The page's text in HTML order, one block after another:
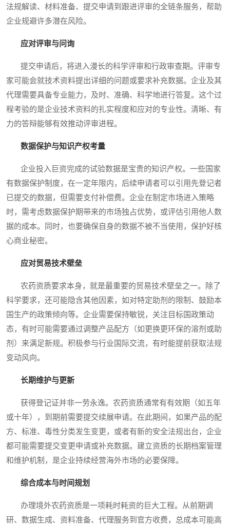
法规解读、材料准备、提交申请到跟进评审的全链条服务，帮助
企业规避许多潜在风险。
应对评审与问询
提交申请后，将进入漫长的科学评审和行政审查期。评审专
家可能会就技术资料提出详细的问题或要求补充数据。企业及其
代理需要具备专业能力，及时、准确、科学地进行答复。这个过
程考验的是企业技术资料的扎实程度和应对的专业性。清晰、有
力的答辩能够有效推动评审进程。
数据保护与知识产权考量
企业投入巨资完成的试验数据是宝贵的知识产权。一些国家
有数据保护制度，在一定年限内，后续申请者可以引用先登记者
已提交的数据，但需要支付补偿费。企业在制定市场进入策略
时，需考虑数据保护期带来的市场独占优势，或评估引用他人数
据的成本。同时，也要确保自身的数据不被不当使用，保护好核
心商业秘密。
应对贸易技术壁垒
农药资质要求本身，就是最重要的贸易技术壁垒之一。除了
科学要求，还可能隐含其他因素，如对特定助剂的限制、鼓励本
国生产的政策倾向等。企业需要保持敏锐，关注目标国政策动
态，有时可能需要通过调整产品配方（如更换更环保的溶剂或助
剂）来满足新规。积极参与行业国际交流，有时能提前获取法规
变动风向。
长期维护与更新
获得登记证并非一劳永逸。农药资质通常有有效期（如五年
或十年），到期前需要提交续展申请。在此期间，如果产品的配
方、标准、毒性分类发生变更，或者有新的安全法规出台，企业
都可能需要提交变更申请或补充数据。建立资质的长期档案管理
和维护机制，是企业持续经营海外市场的必要保障。
综合成本与时间规划
办理境外农药资质是一项耗时耗资的巨大工程。从前期调
研、数据生成、资料准备、代理服务到官方收费，总成本可能高